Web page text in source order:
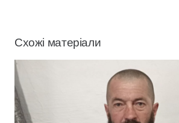
Схожі матеріали